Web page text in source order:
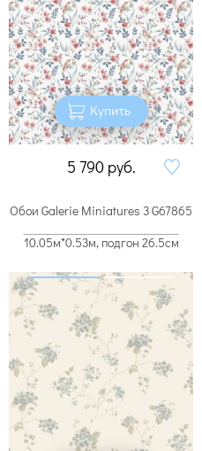
Купить
5 790 руб.
Обои Galerie Miniatures 3 G67865
10.05м*0.53м, подгон 26.5см